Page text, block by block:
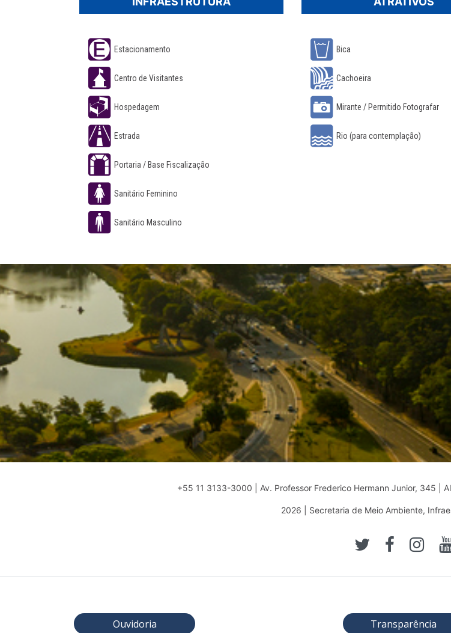
Estacionamento
Centro de Visitantes
Hospedagem
Estrada
Portaria / Base Fiscalização
Sanitário Feminino
Sanitário Masculino
Bica
Cachoeira
Mirante / Permitido Fotografar
Rio (para contemplação)
+55 11 3133-3000 | Av. Professor Frederico Hermann Junior, 345 |
2026 | Secretaria de Meio Ambiente,
Ouvidoria Transparência